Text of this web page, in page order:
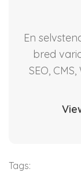
En
bred
SEO,
Tags: